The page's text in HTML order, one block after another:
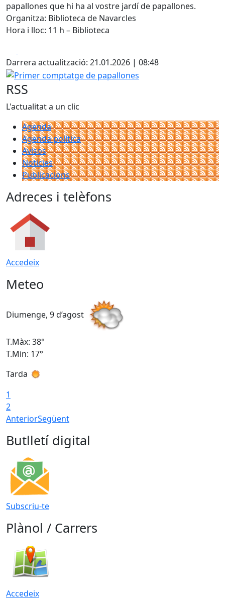
papallones que hi ha al vostre jardí de papallones.
Organitza: Biblioteca de Navarcles
Hora i lloc: 11 h – Biblioteca
Darrera actualització: 21.01.2026 | 08:48
Primer comptatge de papallones
RSS
L'actualitat a un clic
Agenda
Agenda política
Avisos
Notícies
Publicacions
Adreces i telèfons
Accedeix
Meteo
Diumenge, 9 d’agost
T.Màx: 38°
T.Min: 17°
Tarda
1
2
AnteriorSegüent
Butlletí digital
Subscriu-te
Plànol / Carrers
Accedeix